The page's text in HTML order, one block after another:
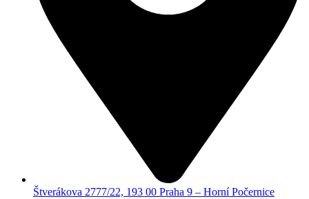
Štverákova 2777/22, 193 00 Praha 9 – Horní Počernice